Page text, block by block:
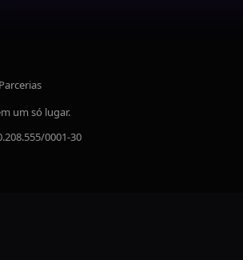
Parcerias
um só lugar.
0001-30